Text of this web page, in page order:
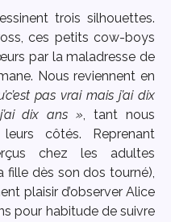
trois silhouettes.
ces petits cow-boys
par la maladresse de
Nous reviennent en
pas vrai mais j’ai dix
dix ans », tant nous
côtés. Reprenant
chez les adultes
dès son dos tourné),
plaisir d’observer Alice
pour habitude de suivre